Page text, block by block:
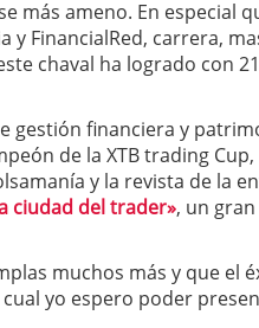
psicología humana en la
más ameno. En especial
y FinancialRed, carrera,
chaval ha logrado con
gestión financiera y
de la XTB trading
y la revista de la
ciudad del trader», un
muchos más y que el
yo espero poder